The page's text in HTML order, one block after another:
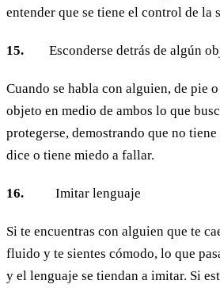
entender que se tiene el control de la
15. Esconderse detrás de algún
Cuando se habla con alguien, de pie
objeto en medio de ambos lo que
protegerse, demostrando que no
dice o tiene miedo a fallar.
16. Imitar lenguaje
Si te encuentras con alguien que te
fluido y te sientes cómodo, lo que
y el lenguaje se tiendan a imitar. Si